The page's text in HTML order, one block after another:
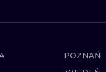
POZNAŃ